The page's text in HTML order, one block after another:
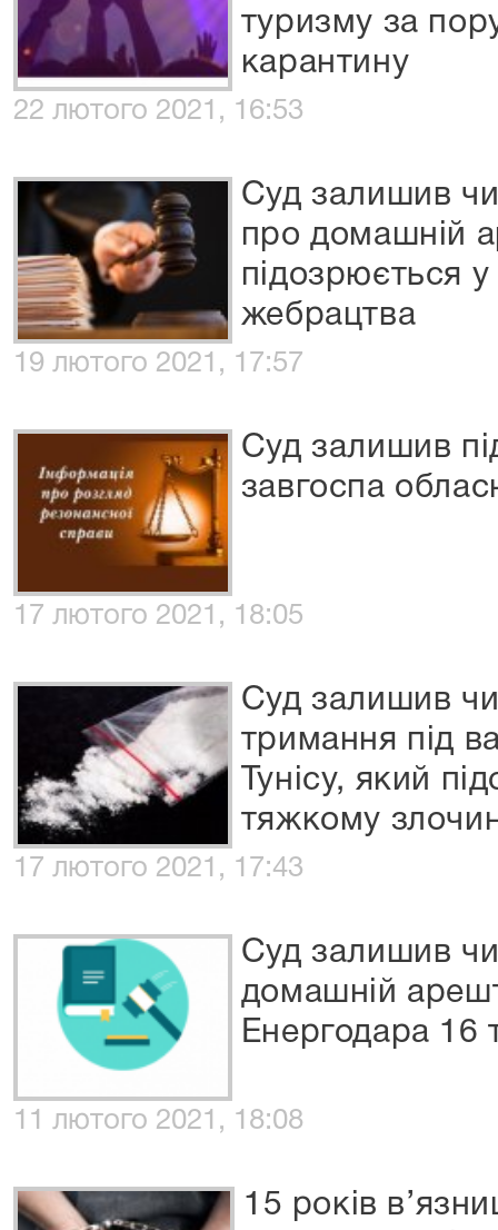
туризму за
карантину
22 лютого 2021, 16:53
Суд залишив
про домашній
підозрюється
жебрацтва
19 лютого 2021, 17:57
Суд залишив
завгоспа
17 лютого 2021, 18:05
Суд залишив
тримання під
Тунісу, який
тяжкому
17 лютого 2021, 17:43
Суд залишив
домашній
Енергодара 16
11 лютого 2021, 18:08
15 років